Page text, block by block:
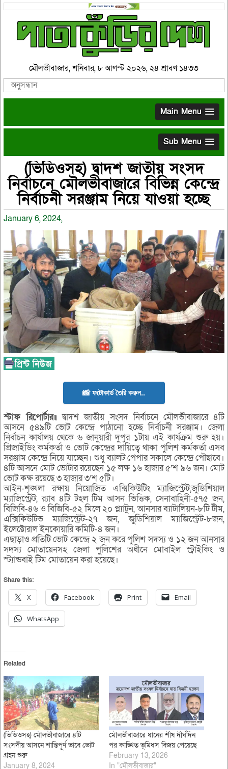
মৌলভীবাজার, শনিবার, ৮ আগস্ট ২০২৬, ২৪ শ্রাবণ ১৪৩৩
Main Menu
Sub Menu
(ভিডিওসহ) দ্বাদশ জাতীয় সংসদ
নির্বাচনে মৌলভীবাজারে বিভিন্ন কেন্দ্রে
নির্বাচনী সরঞ্জাম নিয়ে যাওয়া হচ্ছে
January 6, 2024,
📸 ফটোকার্ড তৈরি করুন..
স্টাফ রিপোর্টার॥দ্বাদশ জাতীয় সংসদ নির্বাচনে মৌলভীবাজারে ৪টি
আসনে ৫৪৯টি ভোট কেন্দ্রে পাঠানো হচ্ছে নির্বাচনী সরঞ্জাম। জেলা
নির্বাচন কার্যালয় থেকে ৬ জানুয়ারী দুপুর ১টায় এই কার্যক্রম শুরু হয়।
প্রিজাইডিং কর্মকর্তা ও ভোট কেন্দ্রের দায়িত্বে থাকা পুলিশ কর্মকর্তা এসব
সরঞ্জাম কেন্দ্রে নিয়ে যাচ্ছেন। শুধু ব্যালট পেপার সকালে কেন্দ্রে পৌছাবে।
৪টি আসনে মোট ভোটার রয়েছেন ১৫ লক্ষ ১৬ হাজার ৫‘শ ৯৬ জন। মোট
ভোট কক্ষ রয়েছে ৩ হাজার ৩‘শ ৫টি।
আইন-শৃঙ্খলা রক্ষায় নিয়োজিত এক্সিকিউটিং ম্যাজিস্ট্রেট,জুডিশিয়াল
ম্যাজিস্ট্রেট, র‌্যাব ৪টি টহল টিম আসন ভিত্তিক, সেনাবাহিনী-৫৭৫ জন,
বিজিবি-৪৬ ও বিজিবি-৫২ মিলে ২০ প্ল্যাটুন, আনসার ব্যাটালিয়ন-৮টি টীম,
এক্সিকিউটিভ ম্যাজিস্ট্রেট-২৭ জন, জুডিশিয়াল ম্যাজিস্ট্রেট-৮জন,
ইলেক্টোরাল ইনকোয়ারি কমিটি-৪ জন।
এছাড়াও প্রতিটি ভোট কেন্দ্রে ২ জন করে পুলিশ সদস্য ও ১২ জন আনসার
সদস্য মোতায়েনসহ জেলা পুলিশের অধীনে মোবাইল স্ট্রাইকিং ও
স্ট্যান্ডবাই টিম মোতায়েন করা হয়েছে।
Share this:
X Facebook Print Email
WhatsApp
Related
(ভিডিওসহ) মৌলভীবাজারে ৪টি
সংসদীয় আসনে শান্তিপূর্ণ ভাবে ভোট
গ্রহন শুরু
January 8, 2024
মৌলভীবাজারে ধানের শীষ দীর্ঘদিন
পর কাঙ্খিত ভূমিধস বিজয় পেয়েছে
February 13, 2026
In "মৌলভীবাজার"